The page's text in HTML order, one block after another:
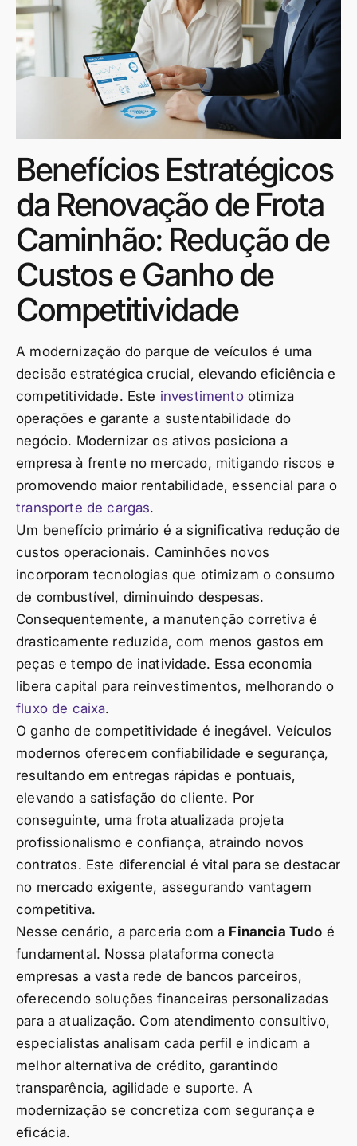
Benefícios Estratégicos
da Renovação de Frota
Caminhão: Redução de
Custos e Ganho de
Competitividade
A modernização do parque de veículos é uma
decisão estratégica crucial, elevando eficiência e
competitividade. Este investimentootimiza
operações e garante a sustentabilidade do
negócio. Modernizar os ativos posiciona a
empresa à frente no mercado, mitigando riscos e
promovendo maior rentabilidade, essencial para o
transporte de cargas.
Um benefício primário é a significativa redução de
custos operacionais. Caminhões novos
incorporam tecnologias que otimizam o consumo
de combustível, diminuindo despesas.
Consequentemente, a manutenção corretiva é
drasticamente reduzida, com menos gastos em
peças e tempo de inatividade. Essa economia
libera capital para reinvestimentos, melhorando o
fluxo de caixa.
O ganho de competitividade é inegável. Veículos
modernos oferecem confiabilidade e segurança,
resultando em entregas rápidas e pontuais,
elevando a satisfação do cliente. Por
conseguinte, uma frota atualizada projeta
profissionalismo e confiança, atraindo novos
contratos. Este diferencial é vital para se destacar
no mercado exigente, assegurando vantagem
competitiva.
Nesse cenário, a parceria com a Financia Tudo é
fundamental. Nossa plataforma conecta
empresas a vasta rede de bancos parceiros,
oferecendo soluções financeiras personalizadas
para a atualização. Com atendimento consultivo,
especialistas analisam cada perfil e indicam a
melhor alternativa de crédito, garantindo
transparência, agilidade e suporte. A
modernização se concretiza com segurança e
eficácia.